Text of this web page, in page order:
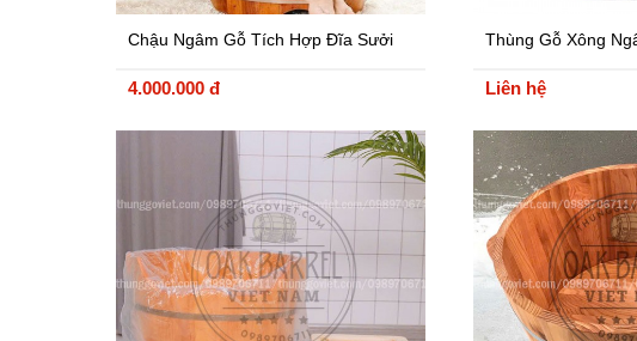
Chậu Ngâm Gỗ Tích Hợp Đĩa Sưởi
4.000.000 đ
Thùng Gỗ Xông
Liên hệ